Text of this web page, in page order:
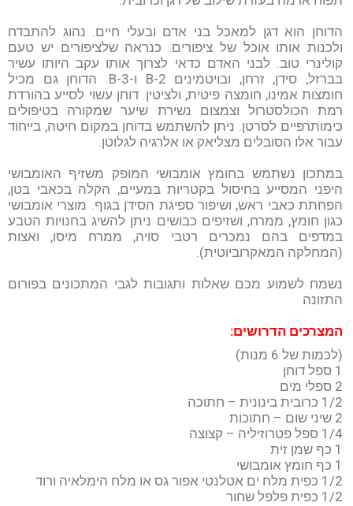
הדוחן הוא דגן למאכל בני אדם ובעלי חיים. נהוג להתבדח
ולכנות אותו אוכל של ציפורים. כנראה שלציפורים יש טעם
קולינרי טוב. לבני האדם כדאי לצרוך אותו עקב היותו עשיר
בברזל, סידן, זרחן, ובויטמינים B-2 ו-B-3. הדוחן גם מכיל
חומצות אמינו, חומצה פיטית, ולציטין. דוחן עשוי לסייע בהורדת
רמת הכולסטרול וצמצום נשירת שיער שמקורה בטיפולים
כימותרפיים לסרטן. ניתן להשתמש בדוחן במקום חיטה, בייחוד
עבור אלו הסובלים מצליאק או אלרגיה לגלוטן.
במתכון נשתמש בחומץ אומבושי המופק משזיף האומבושי
היפני המסייע בחיסול בקטריות במעיים, הקלה בכאבי בטן,
הפחתת כאבי ראש, ושיפור ספיגת הסידן בגוף. מוצרי אומבושי
כגון חומץ, ממרח, ושזיפים כבושים ניתן להשיג בחנויות הטבע
במדפים בהם נמכרים רטבי סויה, ממרח מיסו, ואצות
(המחלקה המאקרוביוטית).
נשמח לשמוע מכם שאלות ותגובות לגבי המתכונים בפורום
התזונה
המצרכים הדרושים:
(לכמות של 6 מנות)
1 ספל דוחן
2 ספלי מים
1/2 כרובית בינונית – חתוכה
2 שיני שום – חתוכות
1/4 ספל פטרוזיליה – קצוצה
1 כף שמן זית
1 כף חומץ אומבושי
1/2 כפית מלח ים אטלנטי אפור גס או מלח הימלאיה ורוד
1/2 כפית פלפל שחור